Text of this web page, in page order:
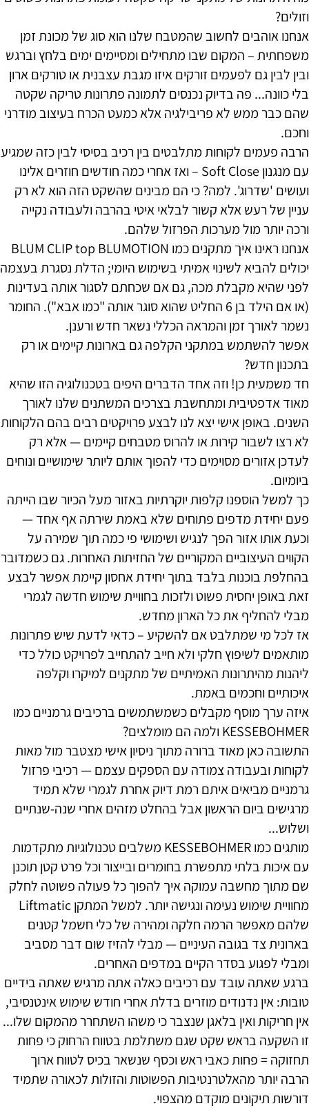
וזולים?
אנחנו אוהבים לחשוב שהמטבח שלנו הוא סוג של מכונת זמן
משפחתית – המקום שבו מתחילים ומסיימים ימים בלחץ וברגש
ובין לבין גם לפעמים זורקים איזו מגבת עצבנית או טורקים ארון
בלי כוונה... פה בדיוק נכנסים לתמונה פתרונות טריקה שקטה
שהם כבר ממש לא פריבילגיה אלא כמעט הכרח בעיצוב מודרני
וחכם.
הרבה פעמים לקוחות מתלבטים בין רכיב בסיסי לבין כזה שמגיע
עם מנגנון Soft Close – ואז אחרי כמה חודשים חוזרים אלינו
ועושים 'שדרוג'. למה? כי הם מבינים שהשקט הזה הוא לא רק
עניין של רעש אלא קשור לבלאי איטי בהרבה ולעבודה נקייה
ורכה יותר מול מערכות הפרזול שלהם.
אנחנו ראינו איך מתקנים כמו BLUM CLIP top BLUMOTION
יכולים להביא לשינוי אמיתי בשימוש היומי; הדלת נסגרת בעצמה
לפני שהיא מקבלת מכה, גם אם שכחתם לסגור אותה בעדינות
(או אם הילד בן 6 החליט שהוא סוגר אותה "כמו אבא"). החומר
נשמר לאורך זמן והמראה הכללי נשאר חדש ורענן.
אפשר להשתמש במתקני הקלפה גם בארונות קיימים או רק
בתכנון חדש?
חד משמעית כן! וזה אחד הדברים היפים בטכנולוגיה הזו שהיא
מאוד אדפטיבית ומתחשבת בצרכים המשתנים שלנו לאורך
השנים. באופן אישי יצא לנו לבצע פרויקטים רבים בהם הלקוחות
לא רצו לשבור קירות או להרוס מטבחים קיימים — אלא רק
לעדכן אזורים מסוימים כדי להפוך אותם ליותר שימושיים ונוחים
ביומיום.
כך למשל הוספנו קלפות יוקרתיות באזור מעל הכיור שבו הייתה
פעם יחידת מדפים פתוחים שלא באמת שירתה אף אחד —
וכעת אותו אזור הפך לנגיש ושימושי פי כמה תוך שמירה על
הקווים העיצוביים המקוריים של החזיתות האחרות. גם כשמדובר
בהחלפת בוכנות בלבד בתוך יחידת אחסון קיימת אפשר לבצע
זאת באופן יחסית פשוט ולזכות בחוויית שימוש חדשה לגמרי
מבלי להחליף את כל הארון מחדש.
אז לכל מי שמתלבט אם להשקיע – כדאי לדעת שיש פתרונות
מותאמים לשיפוץ חלקי ולא חייב להתחייב לפרויקט כולל כדי
ליהנות מהיתרונות האמיתיים של מתקנים למיקרו וקלפה
איכותיים וחכמים באמת.
איזה ערך מוסף מקבלים כשמשתמשים ברכיבים גרמניים כמו
KESSEBOHMER ולמה הם מומלצים?
התשובה כאן מאוד ברורה מתוך ניסיון אישי מצטבר מול מאות
לקוחות ובעבודה צמודה עם הספקים עצמם — רכיבי פרזול
גרמניים מביאים איתם רמת דיוק אחרת לגמרי שלא תמיד
מרגישים ביום הראשון אבל בהחלט מזהים אחרי שנה-שנתיים
ושלוש...
מותגים כמו KESSEBOHMER משלבים טכנולוגיות מתקדמות
עם איכות בלתי מתפשרת בחומרים ובייצור וכל פרט קטן תוכנן
שם מתוך מחשבה עמוקה איך להפוך כל פעולה פשוטה לחלק
מחוויית שימוש נעימה ונגישה יותר. למשל המתקן Liftmatic
שלהם מאפשר הרמה חלקה ומהירה של כלי חשמל קטנים
בארונית צד בגובה העיניים — מבלי להזיז שום דבר מסביב
ומבלי לפגוע בסדר הקיים במדפים האחרים.
ברגע שאתה עובד עם רכיבים כאלה אתה מרגיש שאתה בידיים
טובות: אין נדנודים מוזרים בדלת אחרי חודש שימוש אינטנסיבי,
אין חריקות ואין בלאגן שנצבר כי משהו השתחרר מהמקום שלו...
זו השקעה בראש שקט שגם משתלמת בטווח הרחוק כי פחות
תחזוקה = פחות כאבי ראש וכסף שנשאר בכיס לטווח ארוך
הרבה יותר מהאלטרנטיבות הפשוטות והזולות לכאורה שתמיד
דורשות תיקונים מוקדם מהצפוי.